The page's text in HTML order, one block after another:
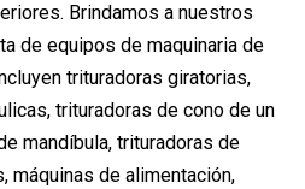
Brindamos a nuestros
de equipos de maquinaria de
trituradoras giratorias,
trituradoras de cono de un
mandíbula, trituradoras de
máquinas de alimentación,